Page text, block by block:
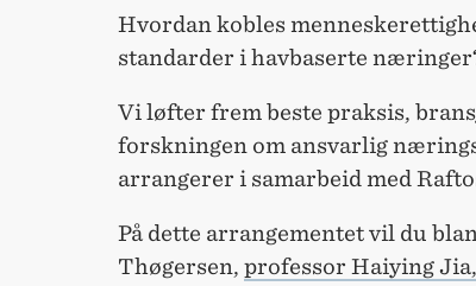
Hvordan kobles
standarder i havbaserte
Vi løfter frem beste praksis,
forskningen om ansvarlig
arrangerer i samarbeid med
På dette arrangementet vil du
Thøgersen, professor Haiying Jia,